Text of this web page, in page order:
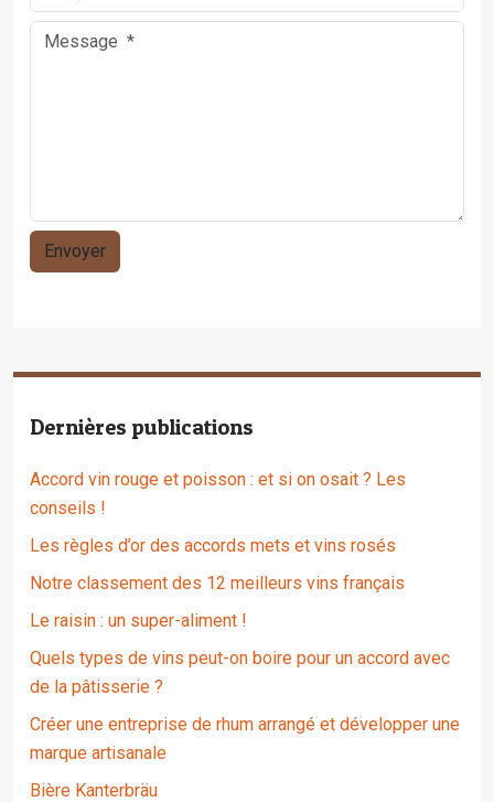
Dernières publications
Accord vin rouge et poisson : et si on osait ? Les
conseils !
Les règles d’or des accords mets et vins rosés
Notre classement des 12 meilleurs vins français
Le raisin : un super-aliment !
Quels types de vins peut-on boire pour un accord avec
de la pâtisserie ?
Créer une entreprise de rhum arrangé et développer une
marque artisanale
Bière Kanterbräu